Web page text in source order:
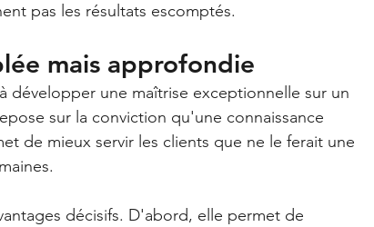
pas les résultats escomptés.
mais approfondie
développer une maîtrise exceptionnelle sur un
sur la conviction qu'une connaissance
de mieux servir les clients que ne le ferait une
décisifs. D'abord, elle permet de